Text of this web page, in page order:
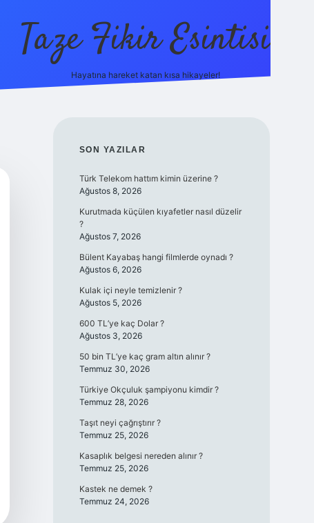
Taze Fikir Esintisi
Hayatına hareket katan kısa hikayeler!
SIDEBAR
SON YAZILAR
Türk Telekom hattım kimin üzerine ?
Ağustos 8, 2026
Kurutmada küçülen kıyafetler nasıl düzelir
?
Ağustos 7, 2026
Bülent Kayabaş hangi filmlerde oynadı ?
Ağustos 6, 2026
Kulak içi neyle temizlenir ?
Ağustos 5, 2026
600 TL’ye kaç Dolar ?
Ağustos 3, 2026
50 bin TL’ye kaç gram altın alınır ?
Temmuz 30, 2026
Türkiye Okçuluk şampiyonu kimdir ?
Temmuz 28, 2026
Taşıt neyi çağrıştırır ?
Temmuz 25, 2026
Kasaplık belgesi nereden alınır ?
Temmuz 25, 2026
Kastek ne demek ?
Temmuz 24, 2026